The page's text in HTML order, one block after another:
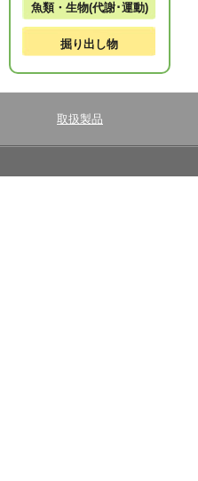
魚類・生物(代謝･運動)
掘り出し物
取扱製品